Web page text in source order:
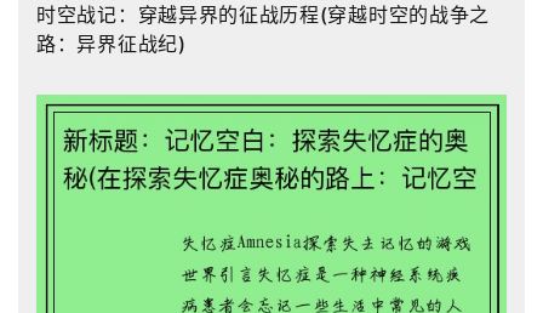
时空战记：穿越异界的征战历程(穿越时空的战争之
路：异界征战纪)